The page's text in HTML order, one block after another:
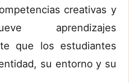
creativas y
aprendizajes
que los estudiantes
su entorno y su